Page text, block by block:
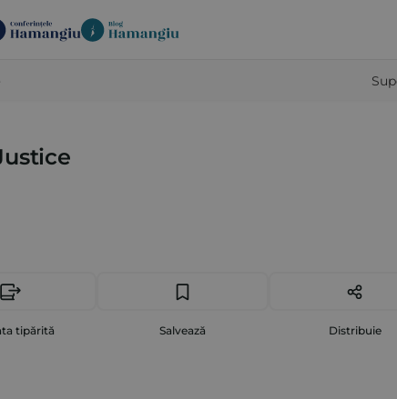
tipărită Salvează Distribuie